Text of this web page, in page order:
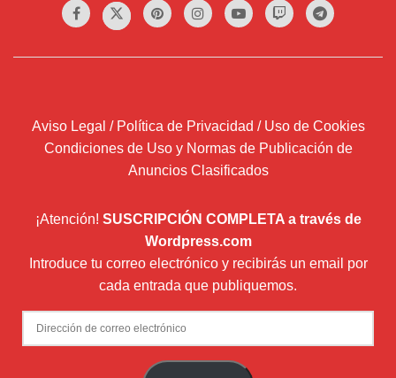
Aviso Legal / Política de Privacidad / Uso de Cookies
Condiciones de Uso y Normas de Publicación de
Anuncios Clasificados
¡Atención! SUSCRIPCIÓN COMPLETA a través de
Wordpress.com
Introduce tu correo electrónico y recibirás un email por
cada entrada que publiquemos.
Dirección
de